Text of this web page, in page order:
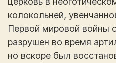
колокольней,
Первой мировой войны
разрушен во время
но вскоре был